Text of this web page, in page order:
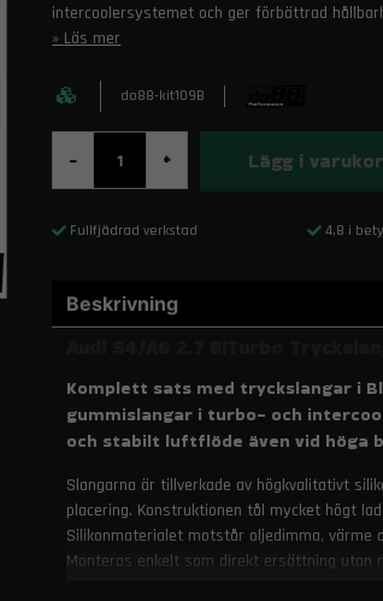
intercoolersystemet och ger förbättrad
Läs mer
do88-kit109B
- + Lägg i
Fullfjädrad verkstad 4,8 i
Beskrivning
Komplett sats med tryckslangar i
gummislangar i turbo- och
och stabilt luftflöde även vid höga
Slangarna är tillverkade av högkvalitativt
placering. Konstruktionen tål mycket högt
Silikonmaterialet motstår oljedimma,
Monteras enkelt som direkt ersättning utan